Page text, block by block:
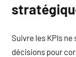
Suivre les KPIs
décisions pour